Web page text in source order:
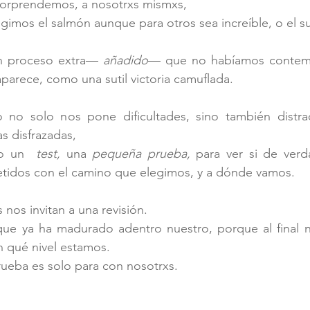
a nosotrxs mismxs,
el salmón aunque para otros sea increíble, o el
proceso extra— añadido— que no habíamos
como una sutil victoria camuflada.
no solo nos pone dificultades, sino también
disfrazadas,
un
test, una pequeña prueba, para ver si de
con el camino que elegimos, y a dónde vamos.
nos invitan a una revisión.
ya ha madurado adentro nuestro, porque al final
qué nivel estamos.
es solo para con nosotrxs.